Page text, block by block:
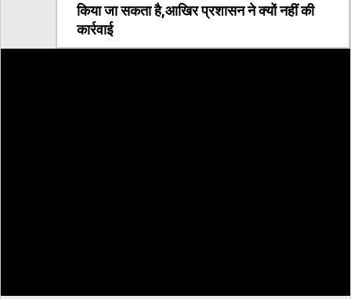
किया जा सकता है,आखिर प्रशासन ने क्यों नहीं की
कार्रवाई